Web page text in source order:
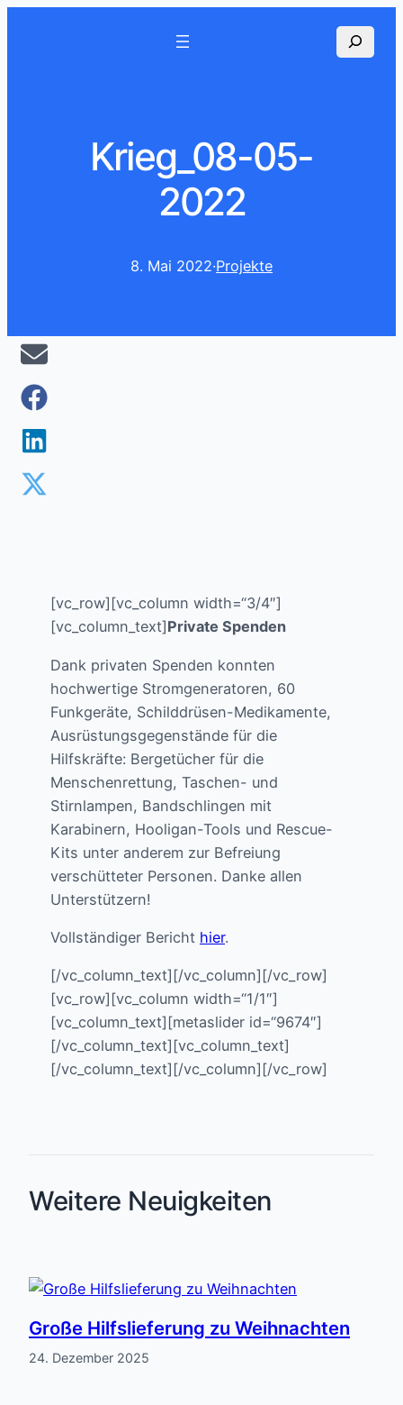
Suchen
Krieg_08-05-
2022
8. Mai 2022·Projekte
[vc_row][vc_column width=“3/4″]
[vc_column_text]Private Spenden
Dank privaten Spenden konnten
hochwertige Stromgeneratoren, 60
Funkgeräte, Schilddrüsen-Medikamente,
Ausrüstungsgegenstände für die
Hilfskräfte: Bergetücher für die
Menschenrettung, Taschen- und
Stirnlampen, Bandschlingen mit
Karabinern, Hooligan-Tools und Rescue-
Kits unter anderem zur Befreiung
verschütteter Personen. Danke allen
Unterstützern!
Vollständiger Bericht hier.
[/vc_column_text][/vc_column][/vc_row]
[vc_row][vc_column width=“1/1″]
[vc_column_text][metaslider id=“9674″]
[/vc_column_text][vc_column_text]
[/vc_column_text][/vc_column][/vc_row]
Weitere Neuigkeiten
Große Hilfslieferung zu Weihnachten
24. Dezember 2025